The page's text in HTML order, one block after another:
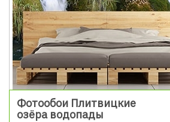
Фотообои Плитвицкие
озёра водопады